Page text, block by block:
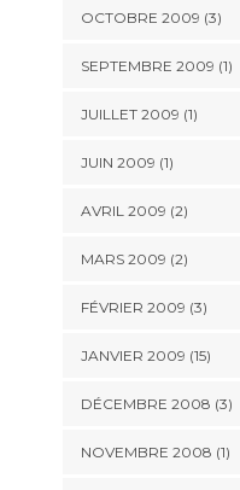
OCTOBRE 2009 (3)
SEPTEMBRE 2009 (1)
JUILLET 2009 (1)
JUIN 2009 (1)
AVRIL 2009 (2)
MARS 2009 (2)
FÉVRIER 2009 (3)
JANVIER 2009 (15)
DÉCEMBRE 2008 (3)
NOVEMBRE 2008 (1)